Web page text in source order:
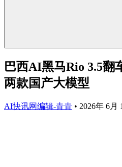
巴西AI黑马Rio 3.5翻
两款国产大模型
AI快讯网编辑-青青 • 2026年 6月